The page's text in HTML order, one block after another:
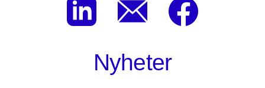
Nyheter